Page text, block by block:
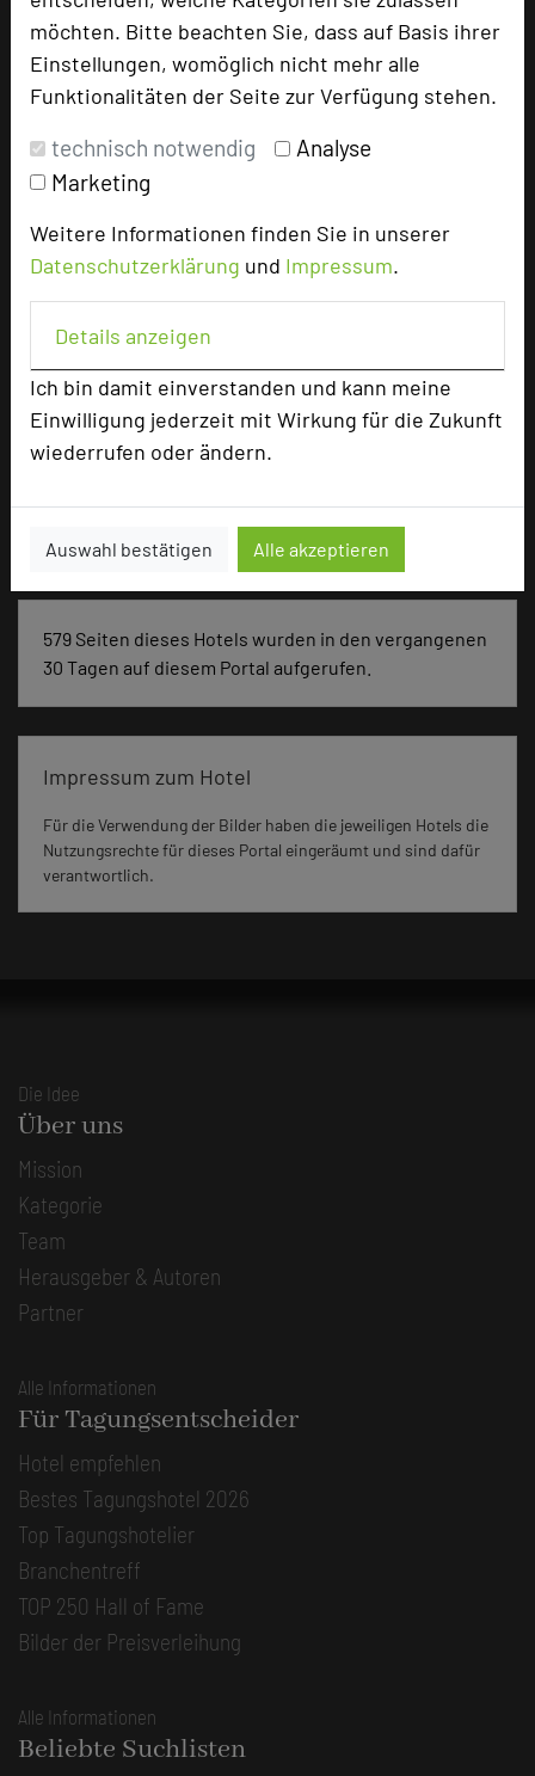
möchten. Bitte beachten Sie, dass auf Basis ihrer
Einstellungen, womöglich nicht mehr alle
Funktionalitäten der Seite zur Verfügung stehen.
technisch notwendig
Analyse
Marketing
Weitere Informationen finden Sie in unserer
Datenschutzerklärung und Impressum.
Details anzeigen
Ich bin damit einverstanden und kann meine
Einwilligung jederzeit mit Wirkung für die Zukunft
wiederrufen oder ändern.
Auswahl bestätigen Alle akzeptieren
Max. Tagungskapazität (Personen)
U-Form
40
Parlamentarisch
Reihenbestuhlung
Tagungsräume
Zimmer
Doppelzimmer
Einzelzimmer
54
Suite
Besonders geeignet für
Seminar, Konferenz, Klausur
579 Seiten dieses Hotels wurden in den vergangenen
30 Tagen auf diesem Portal aufgerufen.
Impressum zum Hotel
Für die Verwendung der Bilder haben die jeweiligen Hotels die
Nutzungsrechte für dieses Portal eingeräumt und sind dafür
verantwortlich.
Die Idee
Über uns
Mission
Kategorie
Team
Herausgeber & Autoren
Partner
Alle Informationen
Für Tagungsentscheider
Hotel empfehlen
Bestes Tagungshotel 2026
Top Tagungshotelier
Branchentreff
TOP 250 Hall of Fame
Bilder der Preisverleihung
Alle Informationen
Beliebte Suchlisten